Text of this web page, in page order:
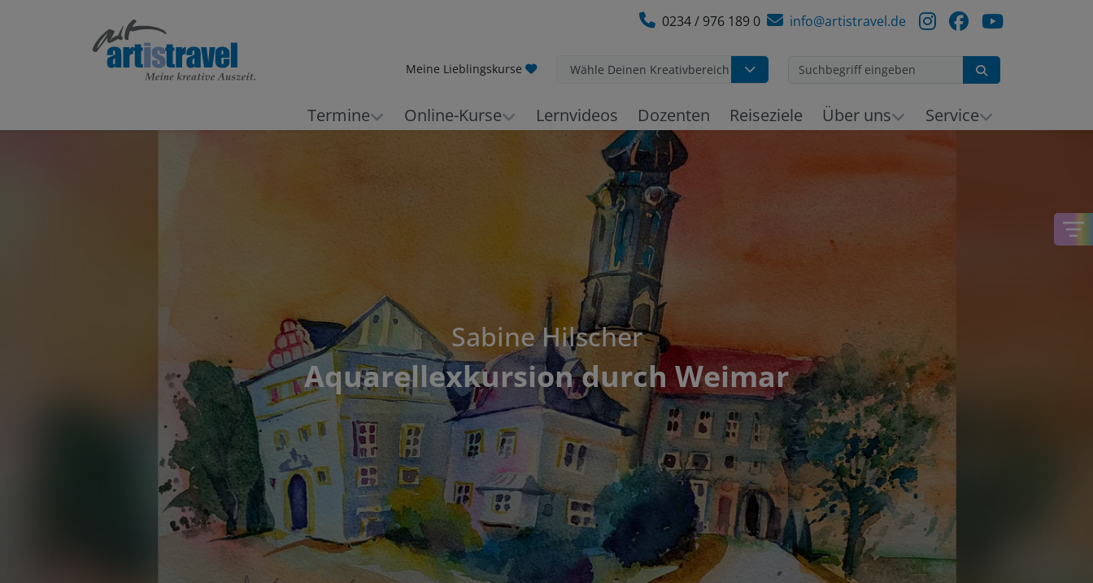
0234 / 976 189 0 info@artistravel.de
Meine Lieblingskurse Wähle Deinen Kreativbereich
Termine Online-Kurse Lernvideos Dozenten Reiseziele Über uns Service
Sabine Hilscher
Aquarellexkursion durch Weimar